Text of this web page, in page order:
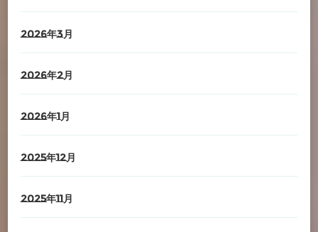
2026年3月
2026年2月
2026年1月
2025年12月
2025年11月